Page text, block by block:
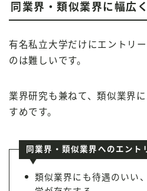
同業界・類似業界に幅広
有名私立大学だけにエントリ
のは難しいです。
業界研究も兼ねて、類似業界
すめです。
同業界・類似業界へのエント
類似業界にも待遇のいい